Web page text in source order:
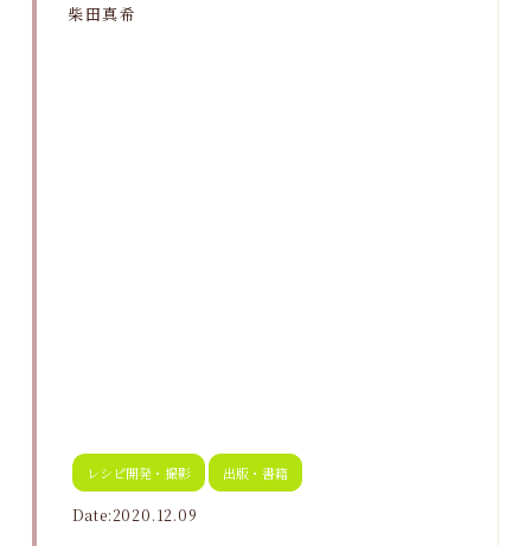
柴田真希
レシピ開発・撮影 出版・書籍
Date:2020.12.09